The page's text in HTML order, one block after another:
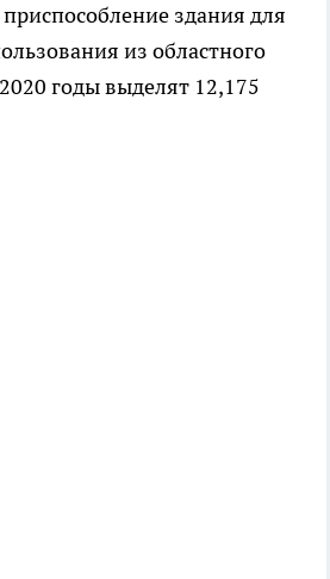
здания для
из областного
годы выделят 12,175